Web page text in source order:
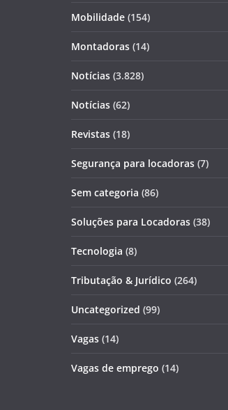
Mobilidade (154)
Montadoras (14)
Notícias (3.828)
Notícias (62)
Revistas (18)
Segurança para locadoras (7)
Sem categoria (86)
Soluções para Locadoras (38)
Tecnologia (8)
Tributação & Jurídico (264)
Uncategorized (99)
Vagas (14)
Vagas de emprego (14)